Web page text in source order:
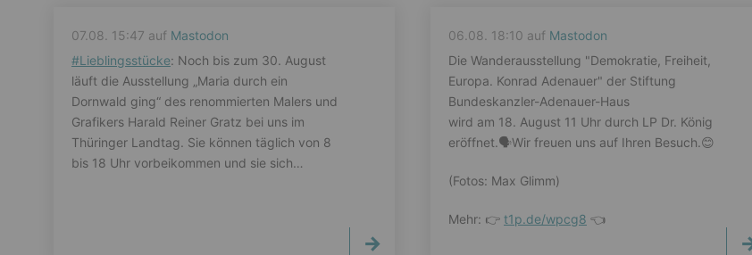
07.08. 15:47 auf Mastodon
#Lieblingsstücke: Noch bis zum 30. August
läuft die Ausstellung „Maria durch ein
Dornwald ging“ des renommierten Malers und
Grafikers Harald Reiner Gratz bei uns im
Thüringer Landtag. Sie können täglich von 8
bis 18 Uhr vorbeikommen und sie sich…
06.08. 18:10 auf Mastodon
Die Wanderausstellung "Demokratie, Freiheit,
Europa. Konrad Adenauer" der Stiftung
Bundeskanzler-Adenauer-Haus
wird am 18. August 11 Uhr durch LP Dr. König
eröffnet.🗣️Wir freuen uns auf Ihren Besuch.😊
(Fotos: Max Glimm)
Mehr: 👉 t1p.de/wpcg8 👈